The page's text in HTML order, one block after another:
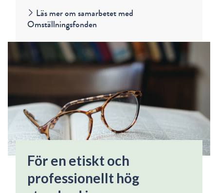
Läs mer om samarbetet med
Omställningsfonden
För en etiskt och
professionellt hög